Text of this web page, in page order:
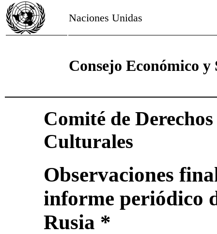
Naciones Unidas
Consejo Económico y
Comité de
Culturales
Observaciones
informe periódico
Rusia *